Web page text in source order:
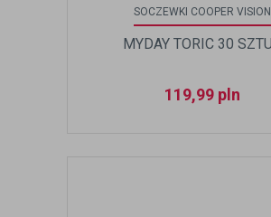
SOCZEWKI COOPER VISION
MYDAY TORIC 30
119,99 pln